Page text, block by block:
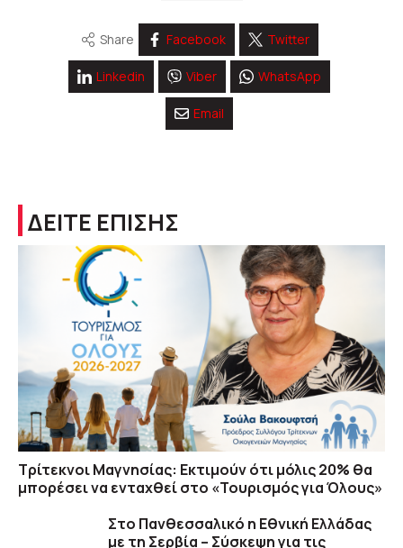
Share Facebook Twitter
Linkedin Viber WhatsApp
Email
ΔΕΙΤΕ ΕΠΙΣΗΣ
Τρίτεκνοι Μαγνησίας: Εκτιμούν ότι μόλις 20% θα
μπορέσει να ενταχθεί στο «Τουρισμός για Όλους»
Στο Πανθεσσαλικό η Εθνική Ελλάδας
με τη Σερβία – Σύσκεψη για τις